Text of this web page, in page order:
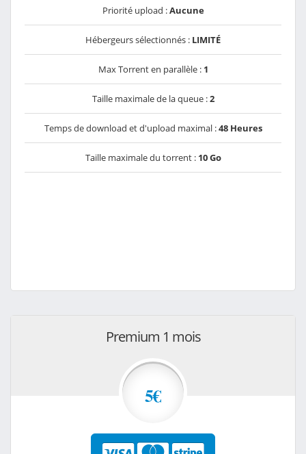
Priorité upload :Aucune
Hébergeurs sélectionnés : LIMITÉ
Max Torrent en parallèle : 1
Taille maximale de la queue :2
Temps de download et d'upload maximal :48 Heures
Taille maximale du torrent : 10 Go
Premium 1 mois
5€